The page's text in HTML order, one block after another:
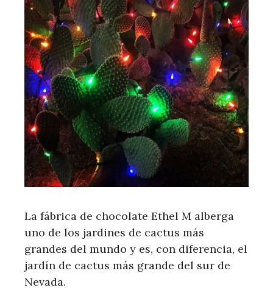
La fábrica de chocolate Ethel M alberga
uno de los jardines de cactus más
grandes del mundo y es, con diferencia, el
jardín de cactus más grande del sur de
Nevada.